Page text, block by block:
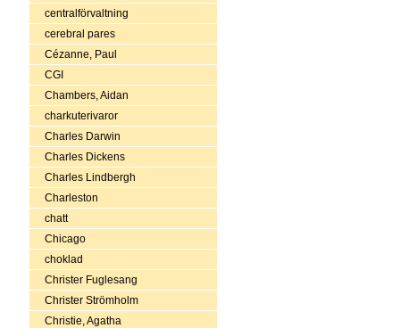
centralförvaltning
cerebral pares
Cézanne, Paul
CGI
Chambers, Aidan
charkuterivaror
Charles Darwin
Charles Dickens
Charles Lindbergh
Charleston
chatt
Chicago
choklad
Christer Fuglesang
Christer Strömholm
Christie, Agatha